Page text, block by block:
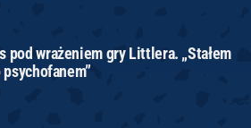
pod wrażeniem gry Littlera. „Stałem